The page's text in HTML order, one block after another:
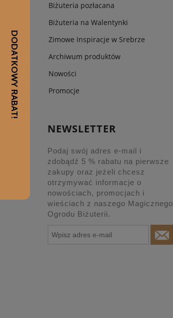
Biżuteria pozłacana
Biżuteria na Walentynki
Zimowe Inspiracje w Srebrze
Archiwum produktów
Nowości
Promocje
NEWSLETTER
Podaj swój adres e-mail i
zdobądź 5 % rabatu na pierwsze
zakupy oraz jeżeli chcesz
otrzymywać informacje o
nowościach, promocjach i
wieściach z naszego Magicznego
Ogrodu Biżuterii.